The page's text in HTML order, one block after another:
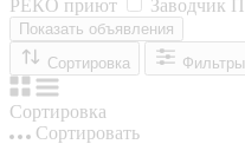
РЕКО приют
Заводчик
Показать объявления
Сортировка
Фильтры
Сортировка
Сортировать